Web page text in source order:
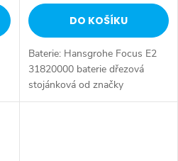
DO KOŠÍKU
Baterie: Hansgrohe Focus E2
31820000 baterie dřezová
stojánková od značky
Hansgrohe. Série: Focus E2.